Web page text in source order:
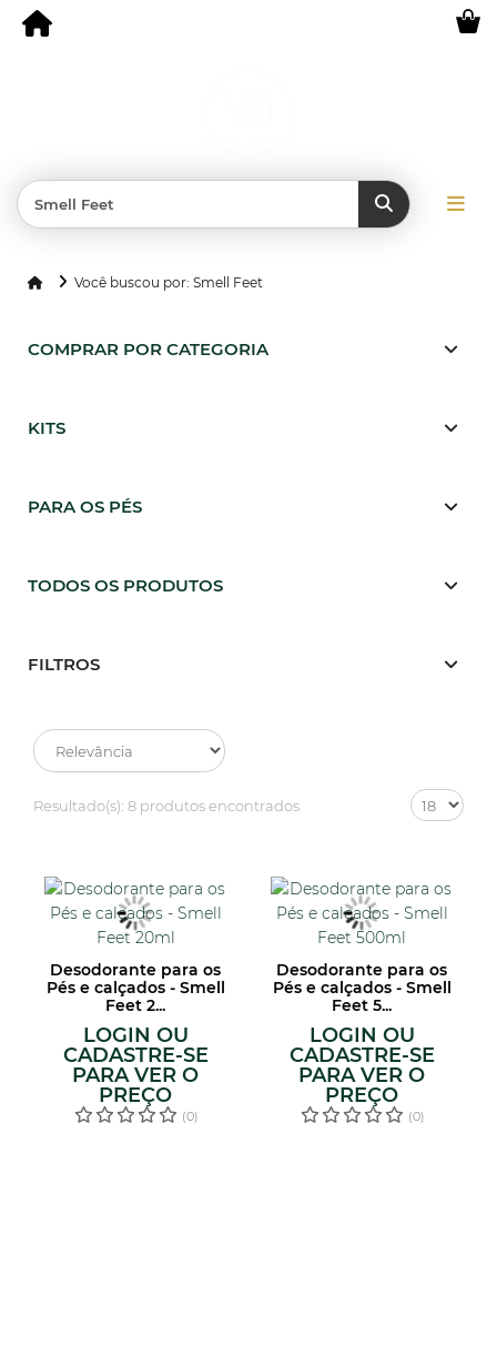
Você buscou por: Smell Feet
COMPRAR POR CATEGORIA
KITS
PARA OS PÉS
TODOS OS PRODUTOS
FILTROS
Resultado(s): 8 produtos encontrados
Desodorante para os
Pés e calçados - Smell
Feet 2...
LOGIN OU
CADASTRE-SE
PARA VER O
PREÇO
(0)
Desodorante para os
Pés e calçados - Smell
Feet 5...
LOGIN OU
CADASTRE-SE
PARA VER O
PREÇO
(0)